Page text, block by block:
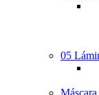
05